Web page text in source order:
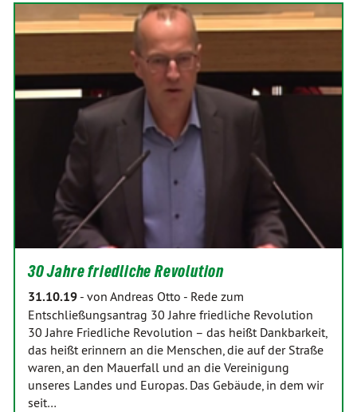
30 Jahre friedliche Revolution
31.10.19 - von Andreas Otto - Rede zum
Entschließungsantrag 30 Jahre friedliche Revolution
30 Jahre Friedliche Revolution – das heißt Dankbarkeit,
das heißt erinnern an die Menschen, die auf der Straße
waren, an den Mauerfall und an die Vereinigung
unseres Landes und Europas. Das Gebäude, in dem wir
seit…